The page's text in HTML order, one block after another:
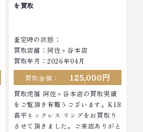
を買取
査定時の状態：
買取店舗：阿佐ヶ谷本店
買取年月：2026年04月
買取金額：
125,000円
買取虎福 阿佐ヶ谷本店の買取実績
をご覧頂き有難うございます。K18
喜平ネックレス リングをお買取り
させて頂きました。ご来店ありがと